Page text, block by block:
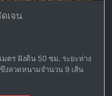
เจน
มตร ฝังดิน 50 ซม. ระยะห่าง
งลวดหนามจำนวน 9 เส้น